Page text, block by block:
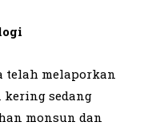
telah melaporkan
kering sedang
monsun dan